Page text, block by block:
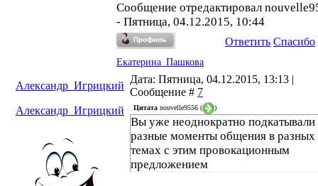
Сообщение отредактировал
- Пятница, 04.12.2015, 10:44
Ответить Спасибо
Екатерина_Пашкова
Александр_Игрицкий
Дата: Пятница, 04.12.2015, 13:13 |
Сообщение # 7
Александр_Игрицкий
Цитата nouvelle9556 ( )
Вы уже неоднократно подкатывали
разные моменты общения в разных
темах с этим провокационным
предложением